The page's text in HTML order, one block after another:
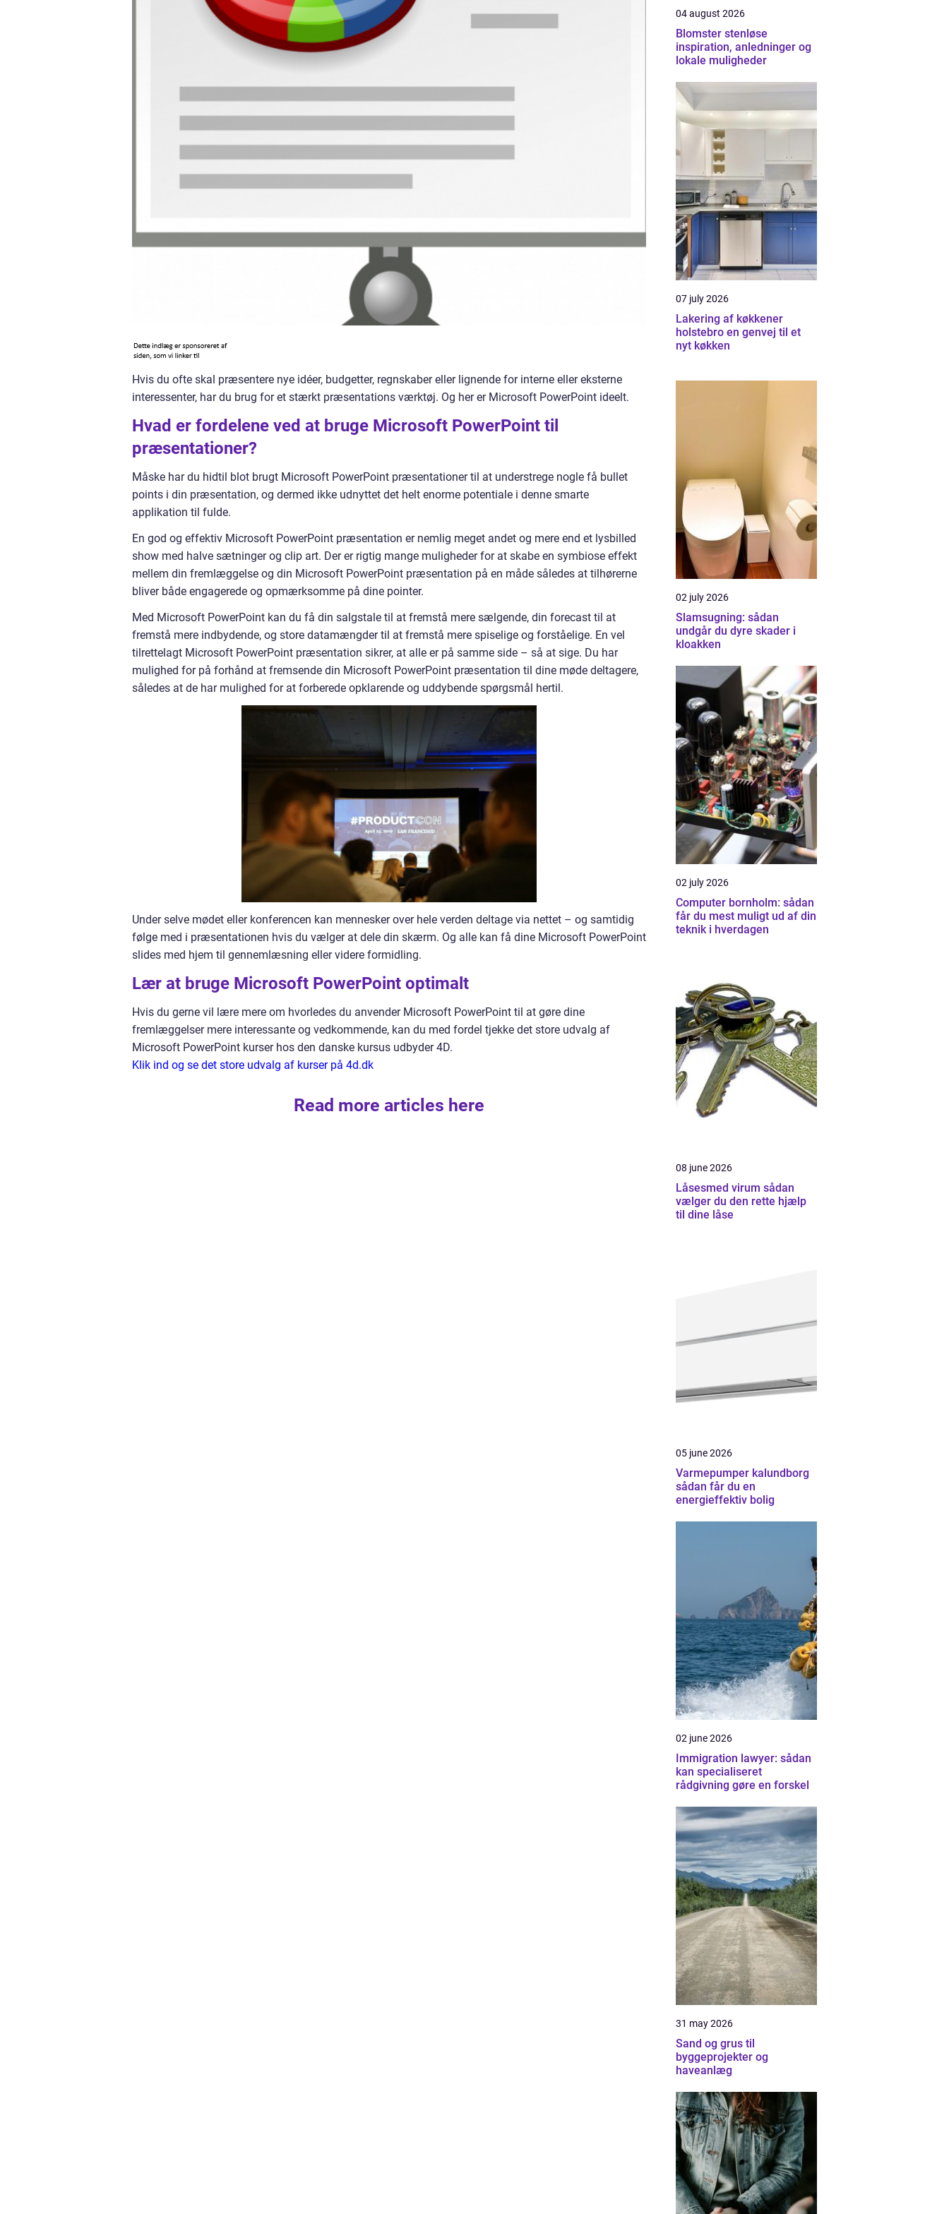
Hvis du ofte skal præsentere nye idéer, budgetter, regnskaber eller lignende for interne eller eksterne
interessenter, har du brug for et stærkt præsentations værktøj. Og her er Microsoft PowerPoint ideelt.
Hvad er fordelene ved at bruge Microsoft PowerPoint til
præsentationer?
Måske har du hidtil blot brugt Microsoft PowerPoint præsentationer til at understrege nogle få bullet
points i din præsentation, og dermed ikke udnyttet det helt enorme potentiale i denne smarte
applikation til fulde.
En god og effektiv Microsoft PowerPoint præsentation er nemlig meget andet og mere end et lysbilled
show med halve sætninger og clip art. Der er rigtig mange muligheder for at skabe en symbiose effekt
mellem din fremlæggelse og din Microsoft PowerPoint præsentation på en måde således at tilhørerne
bliver både engagerede og opmærksomme på dine pointer.
Med Microsoft PowerPoint kan du få din salgstale til at fremstå mere sælgende, din forecast til at
fremstå mere indbydende, og store datamængder til at fremstå mere spiselige og forståelige. En vel
tilrettelagt Microsoft PowerPoint præsentation sikrer, at alle er på samme side – så at sige. Du har
mulighed for på forhånd at fremsende din Microsoft PowerPoint præsentation til dine møde deltagere,
således at de har mulighed for at forberede opklarende og uddybende spørgsmål hertil.
Under selve mødet eller konferencen kan mennesker over hele verden deltage via nettet – og samtidig
følge med i præsentationen hvis du vælger at dele din skærm. Og alle kan få dine Microsoft PowerPoint
slides med hjem til gennemlæsning eller videre formidling.
Lær at bruge Microsoft PowerPoint optimalt
Hvis du gerne vil lære mere om hvorledes du anvender Microsoft PowerPoint til at gøre dine
fremlæggelser mere interessante og vedkommende, kan du med fordel tjekke det store udvalg af
Microsoft PowerPoint kurser hos den danske kursus udbyder 4D.
Klik ind og se det store udvalg af kurser på 4d.dk
Read more articles here
04 august 2026
Blomster stenløse
inspiration, anledninger og
lokale muligheder
07 july 2026
Lakering af køkkener
holstebro en genvej til et
nyt køkken
02 july 2026
Slamsugning: sådan
undgår du dyre skader i
kloakken
02 july 2026
Computer bornholm: sådan
får du mest muligt ud af din
teknik i hverdagen
08 june 2026
Låsesmed virum sådan
vælger du den rette hjælp
til dine låse
05 june 2026
Varmepumper kalundborg
sådan får du en
energieffektiv bolig
02 june 2026
Immigration lawyer: sådan
kan specialiseret
rådgivning gøre en forskel
31 may 2026
Sand og grus til
byggeprojekter og
haveanlæg